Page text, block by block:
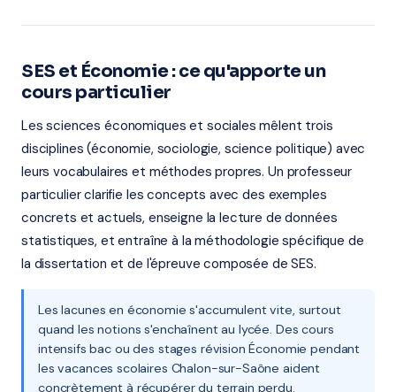
SES et Économie : ce qu'apporte un
cours particulier
Les sciences économiques et sociales mêlent trois
disciplines (économie, sociologie, science politique) avec
leurs vocabulaires et méthodes propres. Un professeur
particulier clarifie les concepts avec des exemples
concrets et actuels, enseigne la lecture de données
statistiques, et entraîne à la méthodologie spécifique de
la dissertation et de l'épreuve composée de SES.
Les lacunes en économie s'accumulent vite, surtout
quand les notions s'enchaînent au lycée. Des cours
intensifs bac ou des stages révision Économie pendant
les vacances scolaires Chalon-sur-Saône aident
concrètement à récupérer du terrain perdu.